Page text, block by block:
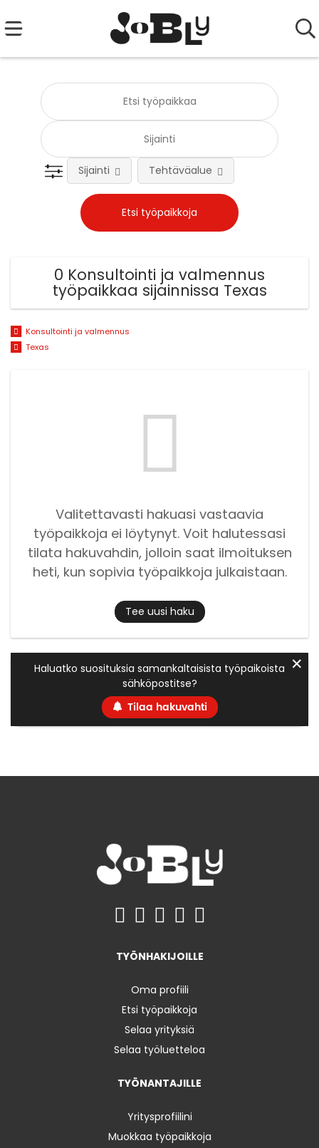
Sijainti Tehtäväalue
0 Konsultointi ja valmennus
työpaikkaa sijainnissa Texas
Konsultointi ja valmennus
Texas
Valitettavasti hakuasi vastaavia
työpaikkoja ei löytynyt. Voit halutessasi
tilata hakuvahdin, jolloin saat ilmoituksen
heti, kun sopivia työpaikkoja julkaistaan.
Tee uusi haku
Haluatko suosituksia samankaltaisista työpaikoista
sähköpostitse?
Tilaa hakuvahti
✕
TYÖNHAKIJOILLE
Oma profiili
Etsi työpaikkoja
Selaa yrityksiä
Selaa työluetteloa
TYÖNANTAJILLE
Yritysprofiilini
Muokkaa työpaikkoja